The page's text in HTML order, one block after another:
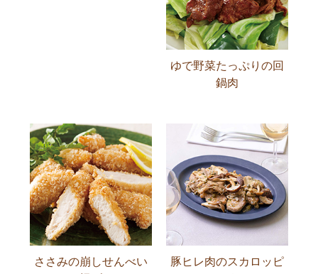
ゆで野菜たっぷりの回
鍋肉
ささみの崩しせんべい
豚ヒレ肉のスカロッピ